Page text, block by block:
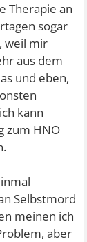
Therapie an
sogar
weil mir
aus dem
und eben,
kann
zum HNO
Selbstmord
meinen ich
aber